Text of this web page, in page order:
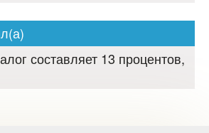
составляет 13 процентов,